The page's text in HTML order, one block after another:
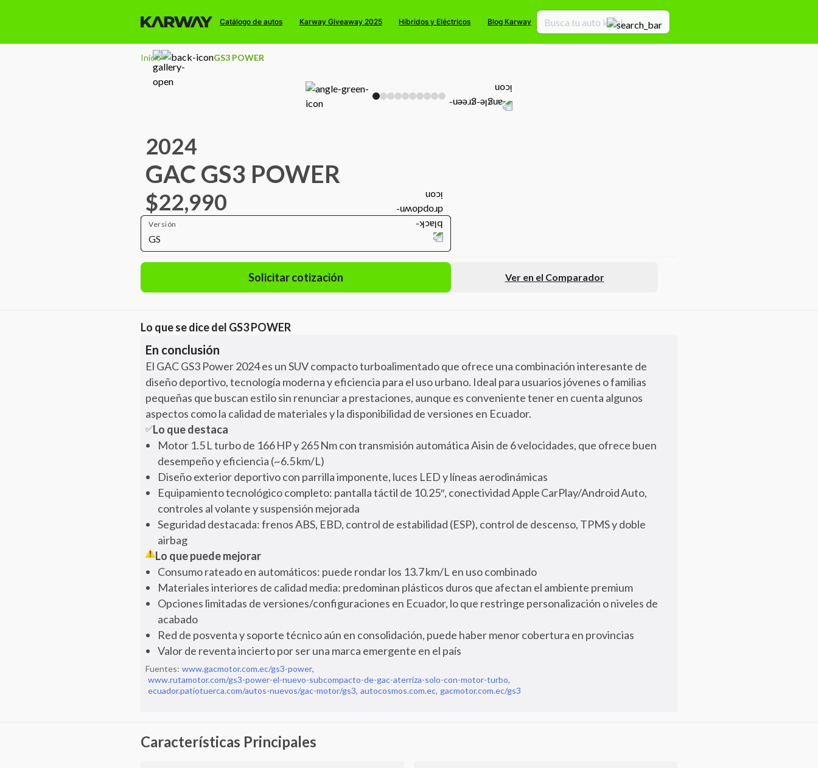
Catálogo de autos Karway Giveaway 2025 Híbridos y Eléctricos Blog Karway
Inicio GS3 POWER
2024
GAC GS3 POWER
$22,990
Versión
GS
Solicitar cotización Ver en el Comparador
Lo que se dice del GS3 POWER
En conclusión
El GAC GS3 Power 2024 es un SUV compacto turboalimentado que ofrece una combinación interesante de
diseño deportivo, tecnología moderna y eficiencia para el uso urbano. Ideal para usuarios jóvenes o familias
pequeñas que buscan estilo sin renunciar a prestaciones, aunque es conveniente tener en cuenta algunos
aspectos como la calidad de materiales y la disponibilidad de versiones en Ecuador.
✅Lo que destaca
Motor 1.5 L turbo de 166 HP y 265 Nm con transmisión automática Aisin de 6 velocidades, que ofrece buen
desempeño y eficiencia (~6.5 km/L)
Diseño exterior deportivo con parrilla imponente, luces LED y líneas aerodinámicas
Equipamiento tecnológico completo: pantalla táctil de 10.25″, conectividad Apple CarPlay/Android Auto,
controles al volante y suspensión mejorada
Seguridad destacada: frenos ABS, EBD, control de estabilidad (ESP), control de descenso, TPMS y doble
airbag
Lo que puede mejorar
Consumo rateado en automáticos: puede rondar los 13.7 km/L en uso combinado
Materiales interiores de calidad media: predominan plásticos duros que afectan el ambiente premium
Opciones limitadas de versiones/configuraciones en Ecuador, lo que restringe personalización o niveles de
acabado
Red de posventa y soporte técnico aún en consolidación, puede haber menor cobertura en provincias
Valor de reventa incierto por ser una marca emergente en el país
Fuentes: www.gacmotor.com.ec/gs3-power,
www.rutamotor.com/gs3-power-el-nuevo-subcompacto-de-gac-aterriza-solo-con-motor-turbo,
ecuador.patiotuerca.com/autos-nuevos/gac-motor/gs3, autocosmos.com.ec, gacmotor.com.ec/gs3
Características Principales